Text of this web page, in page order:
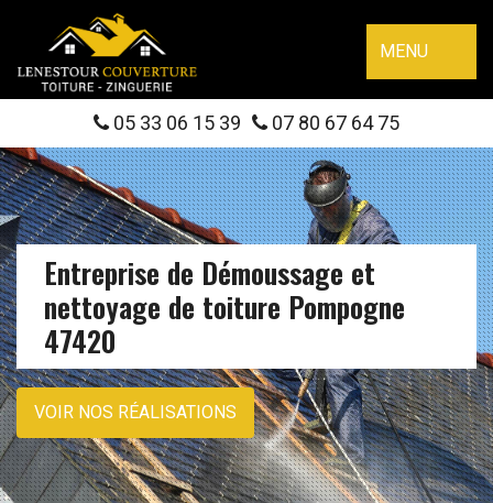
MENU
05 33 06 15 39 07 80 67 64 75
Entreprise de Démoussage et
nettoyage de toiture Pompogne
47420
VOIR NOS RÉALISATIONS